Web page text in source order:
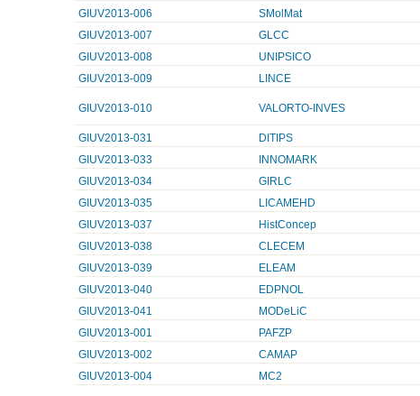
GIUV2013-006
SMolMat
GIUV2013-007
GLCC
GIUV2013-008
UNIPSICO
GIUV2013-009
LINCE
GIUV2013-010 VALORTO-INVES
GIUV2013-031
DITIPS
GIUV2013-033
INNOMARK
GIUV2013-034
GIRLC
GIUV2013-035
LICAMEHD
GIUV2013-037
HistConcep
GIUV2013-038
CLECEM
GIUV2013-039
ELEAM
GIUV2013-040
EDPNOL
GIUV2013-041
MODeLiC
GIUV2013-001
PAFZP
GIUV2013-002
CAMAP
GIUV2013-004
MC2